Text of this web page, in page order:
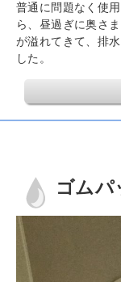
普通に問題なく使
ら、昼過ぎに奥さ
が溢れてきて、排
した。
ゴムパ